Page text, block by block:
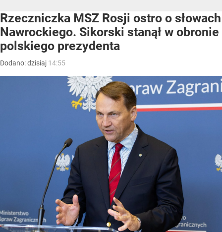
Rzeczniczka MSZ Rosji ostro o słowach
Nawrockiego. Sikorski stanął w obronie
polskiego prezydenta
Dodano:dzisiaj 14:55